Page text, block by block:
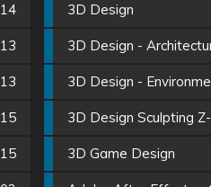
3D Design
3D Design -
3D Design -
3D Design Sculpting
3D Game Design